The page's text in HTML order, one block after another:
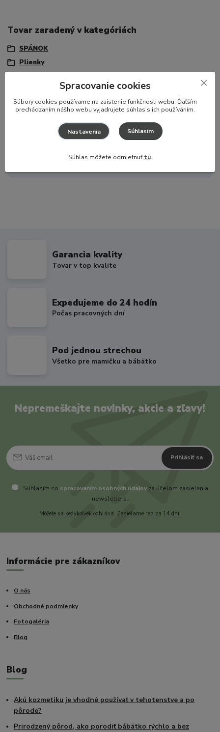
Tovar zaradený v kategóriách
SPÁNOK
Plienky
Potrebujete poradiť?
Zákaznícka podpora
(Po-Pia, 8-16 hod.)
Garancia kvality
Tovar v top kvalite
Expedujeme do 24 hodín
Počas pracovných dní
Pod jednou strechou
Všetko pre mamičku a bábätko
Nepremeškajte novinky, akcie a zľavy!
Prihlásiť sa
Súhlasím so spracovaním osobných údajovza účelom zasielania
newslettera.
Môžete sa kedykoľvek odhlásiť. Zasielame raz za 14 dní.
Informácie pre zákazníkov
O nás
Obchodné podmienky
Fotogaléria
Blog
Blog
Akú kozmetiku je vhodné používať v tehotenstve a po
pôrode?
Prirodzený pôrod, ako porodiť bábätko rýchlo a bez
Spracovanie cookies
Súbory cookies používame na zaistenie funkčnosti webu. Ďaľším
prechádzaním nášho webu vyjadrujete súhlas s ich používáním.
Nastavenia Súhlasím
Súhlas môžete odmietnuťtu.